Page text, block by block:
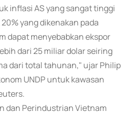
inflasi AS yang sangat tinggi
yang dikenakan pada
dapat menyebabkan ekspor
dari 25 miliar dolar seiring
dari total tahunan," ujar Philip
UNDP untuk kawasan
dan Perindustrian Vietnam